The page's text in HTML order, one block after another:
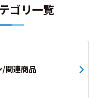
ゴリ一覧
/関連商品